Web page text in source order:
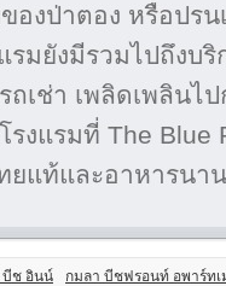
งป่าตอง หรือปรน
รมยังมีรวมไปถึงบริ
เช่า เพลิดเพลินไ
งแรมที่ The Blue
ยแท้และอาหารนา
บีช อินน์ กมลา บีชฟรอนท์ อพาร์ท